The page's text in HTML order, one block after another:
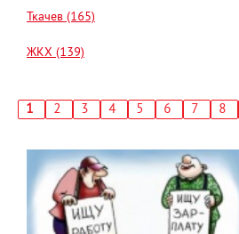
Ткачев (165)
ЖКХ (139)
Текущая
1 Страница
2 Страница
3 Страница
4 Страница
5 Страница
6 Страница
7 8